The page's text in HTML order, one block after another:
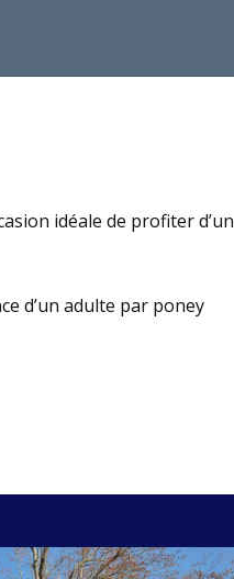
idéale de profiter d’un
d’un adulte par poney